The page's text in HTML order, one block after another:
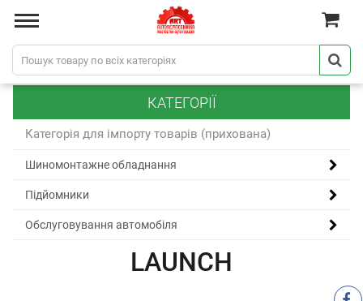
КАТЕГОРІЇ
Категорія для імпорту товарів (прихована)
Шиномонтажне обладнання
Підйомники
Обслуговування автомобіля
LAUNCH